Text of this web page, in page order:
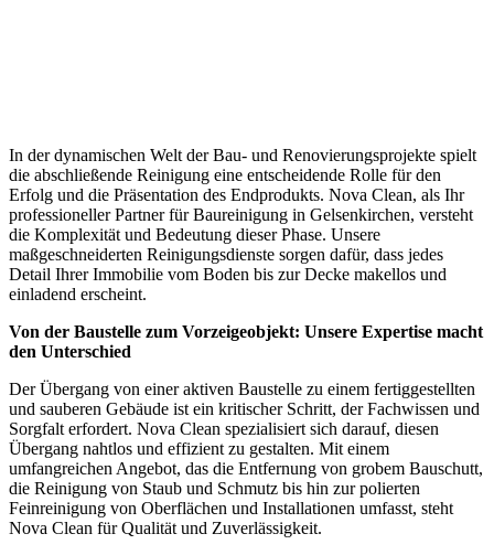
In der dynamischen Welt der Bau- und Renovierungsprojekte spielt
die abschließende Reinigung eine entscheidende Rolle für den
Erfolg und die Präsentation des Endprodukts. Nova Clean, als Ihr
professioneller Partner für Baureinigung in Gelsenkirchen, versteht
die Komplexität und Bedeutung dieser Phase. Unsere
maßgeschneiderten Reinigungsdienste sorgen dafür, dass jedes
Detail Ihrer Immobilie vom Boden bis zur Decke makellos und
einladend erscheint.
Von der Baustelle zum Vorzeigeobjekt: Unsere Expertise macht
den Unterschied
Der Übergang von einer aktiven Baustelle zu einem fertiggestellten
und sauberen Gebäude ist ein kritischer Schritt, der Fachwissen und
Sorgfalt erfordert. Nova Clean spezialisiert sich darauf, diesen
Übergang nahtlos und effizient zu gestalten. Mit einem
umfangreichen Angebot, das die Entfernung von grobem Bauschutt,
die Reinigung von Staub und Schmutz bis hin zur polierten
Feinreinigung von Oberflächen und Installationen umfasst, steht
Nova Clean für Qualität und Zuverlässigkeit.